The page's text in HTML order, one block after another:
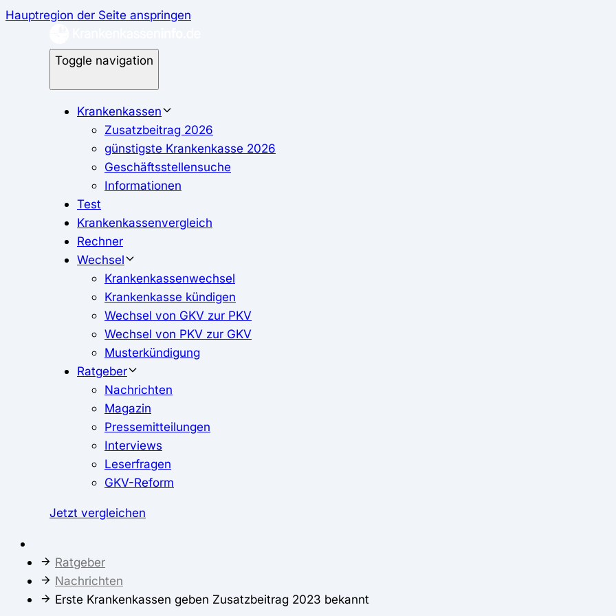
Hauptregion der Seite anspringen
Toggle navigation
Krankenkassen
Zusatzbeitrag 2026
günstigste Krankenkasse 2026
Geschäftsstellensuche
Informationen
Test
Krankenkassenvergleich
Rechner
Wechsel
Krankenkassenwechsel
Krankenkasse kündigen
Wechsel von GKV zur PKV
Wechsel von PKV zur GKV
Musterkündigung
Ratgeber
Nachrichten
Magazin
Pressemitteilungen
Interviews
Leserfragen
GKV-Reform
Jetzt vergleichen
Ratgeber
Nachrichten
Erste Krankenkassen geben Zusatzbeitrag 2023 bekannt